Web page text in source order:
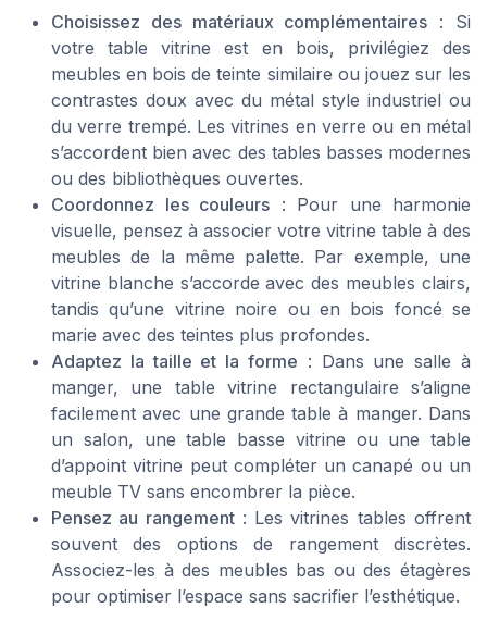
Choisissez des matériaux complémentaires : Si
votre table vitrine est en bois, privilégiez des
meubles en bois de teinte similaire ou jouez sur les
contrastes doux avec du métal style industriel ou
du verre trempé. Les vitrines en verre ou en métal
s’accordent bien avec des tables basses modernes
ou des bibliothèques ouvertes.
Coordonnez les couleurs : Pour une harmonie
visuelle, pensez à associer votre vitrine table à des
meubles de la même palette. Par exemple, une
vitrine blanche s’accorde avec des meubles clairs,
tandis qu’une vitrine noire ou en bois foncé se
marie avec des teintes plus profondes.
Adaptez la taille et la forme : Dans une salle à
manger, une table vitrine rectangulaire s’aligne
facilement avec une grande table à manger. Dans
un salon, une table basse vitrine ou une table
d’appoint vitrine peut compléter un canapé ou un
meuble TV sans encombrer la pièce.
Pensez au rangement: Les vitrines tables offrent
souvent des options de rangement discrètes.
Associez-les à des meubles bas ou des étagères
pour optimiser l’espace sans sacrifier l’esthétique.